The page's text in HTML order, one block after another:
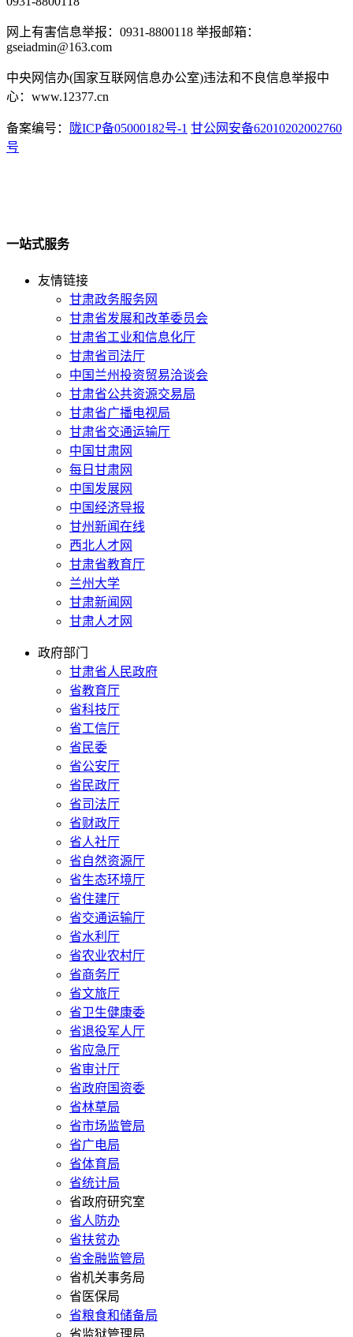
网上有害信息举报：0931-8800118 举报邮箱：
gseiadmin@163.com
中央网信办(国家互联网信息办公室)违法和不良信息举报中
心：www.12377.cn
备案编号： 陇ICP备05000182号-1 甘公网安备62010202002760
号
一站式服务
友情链接
甘肃政务服务网
甘肃省发展和改革委员会
甘肃省工业和信息化厅
甘肃省司法厅
中国兰州投资贸易洽谈会
甘肃省公共资源交易局
甘肃省广播电视局
甘肃省交通运输厅
中国甘肃网
每日甘肃网
中国发展网
中国经济导报
甘州新闻在线
西北人才网
甘肃省教育厅
兰州大学
甘肃新闻网
甘肃人才网
政府部门
甘肃省人民政府
省教育厅
省科技厅
省工信厅
省民委
省公安厅
省民政厅
省司法厅
省财政厅
省人社厅
省自然资源厅
省生态环境厅
省住建厅
省交通运输厅
省水利厅
省农业农村厅
省商务厅
省文旅厅
省卫生健康委
省退役军人厅
省应急厅
省审计厅
省政府国资委
省林草局
省市场监管局
省广电局
省体育局
省统计局
省政府研究室
省人防办
省扶贫办
省金融监管局
省机关事务局
省医保局
省粮食和储备局
省监狱管理局